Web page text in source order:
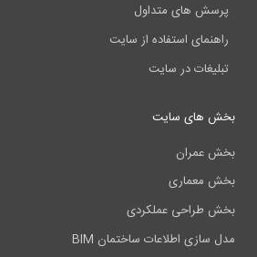
پرسش های متداول
راهنمای استفاده از سایت
تبلیغات در سایت
بخش های سایت
بخش عمران
بخش معماری
بخش طراحی عملکردی
مدل سازی اطلاعات ساختمان BIM